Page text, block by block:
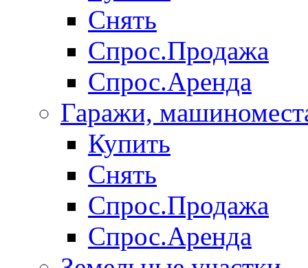
Снять
Спрос.Продажа
Спрос.Аренда
Гаражи,
Купить
Снять
Спрос.Продажа
Спрос.Аренда